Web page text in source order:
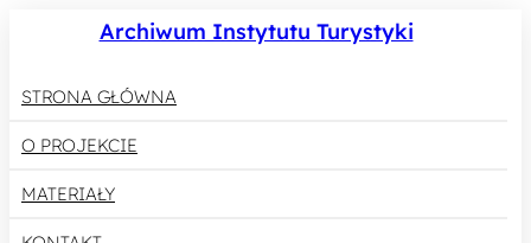
Archiwum Instytutu Turystyki
STRONA GŁÓWNA
O PROJEKCIE
MATERIAŁY